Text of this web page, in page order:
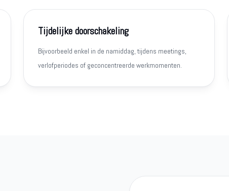
Tijdelijke doorschakeling
Bijvoorbeeld enkel in de namiddag, tijdens meetings,
verlofperiodes of geconcentreerde werkmomenten.